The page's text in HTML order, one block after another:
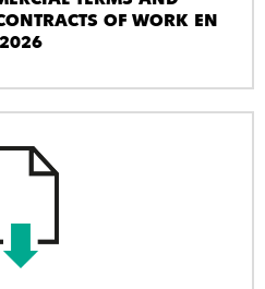
OF WORK EN
2026